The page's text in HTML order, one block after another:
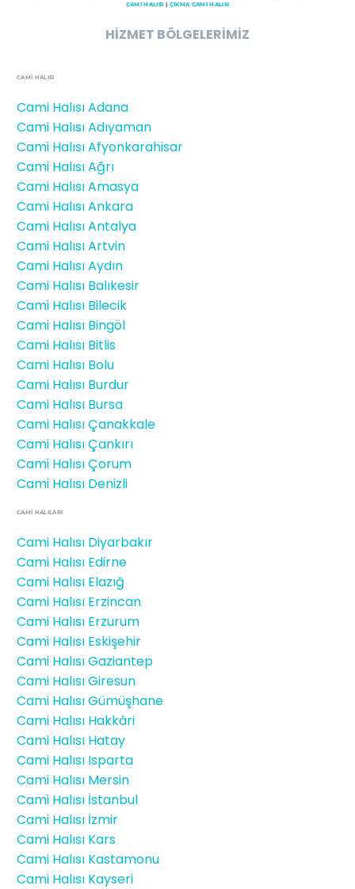
CAMİ HALISI | ÇIKMA CAMİ HALISI
HİZMET BÖLGELERİMİZ
CAMİ HALISI
Cami Halısı Adana
Cami Halısı Adıyaman
Cami Halısı Afyonkarahisar
Cami Halısı Ağrı
Cami Halısı Amasya
Cami Halısı Ankara
Cami Halısı Antalya
Cami Halısı Artvin
Cami Halısı Aydın
Cami Halısı Balıkesir
Cami Halısı Bilecik
Cami Halısı Bingöl
Cami Halısı Bitlis
Cami Halısı Bolu
Cami Halısı Burdur
Cami Halısı Bursa
Cami Halısı Çanakkale
Cami Halısı Çankırı
Cami Halısı Çorum
Cami Halısı Denizli
CAMİ HALILARI
Cami Halısı Diyarbakır
Cami Halısı Edirne
Cami Halısı Elazığ
Cami Halısı Erzincan
Cami Halısı Erzurum
Cami Halısı Eskişehir
Cami Halısı Gaziantep
Cami Halısı Giresun
Cami Halısı Gümüşhane
Cami Halısı Hakkâri
Cami Halısı Hatay
Cami Halısı Isparta
Cami Halısı Mersin
Cami Halısı İstanbul
Cami Halısı İzmir
Cami Halısı Kars
Cami Halısı Kastamonu
Cami Halısı Kayseri